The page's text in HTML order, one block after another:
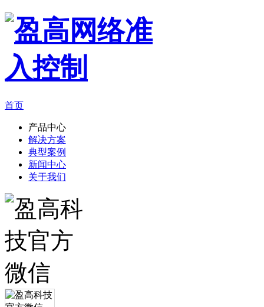
首页
产品中心
解决方案
典型案例
新闻中心
关于我们